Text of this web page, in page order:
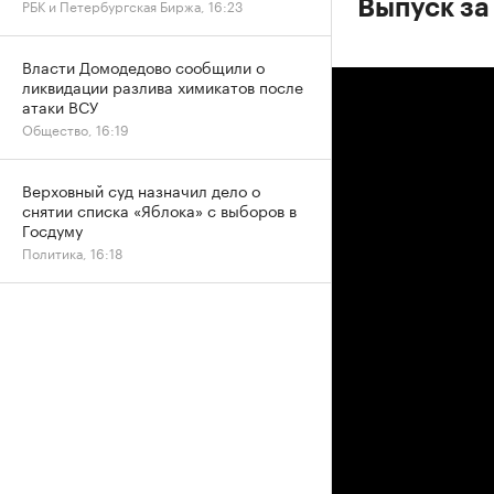
Выпуск
РБК и Петербургская Биржа, 16:23
Власти Домодедово сообщили о
ликвидации разлива химикатов после
атаки ВСУ
Общество, 16:19
Верховный суд назначил дело о
снятии списка «Яблока» с выборов в
Госдуму
Политика, 16:18